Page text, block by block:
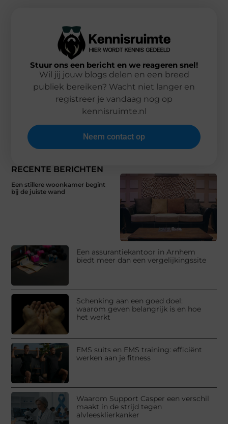
RECENTE BERICHTEN
Een stillere woonkamer begint
bij de juiste wand
Een assurantiekantoor in Arnhem
biedt meer dan een vergelijkingssite
Schenking aan een goed doel:
waarom geven belangrijk is en hoe
het werkt
EMS suits en EMS training: efficiënt
werken aan je fitness
Waarom Support Casper een verschil
maakt in de strijd tegen
alvleesklierkanker
Stuur ons een bericht en we reageren snel!
Wil jij jouw blogs delen en een breed
publiek bereiken? Wacht niet langer en
registreer je vandaag nog op
kennisruimte.nl
Neem contact op